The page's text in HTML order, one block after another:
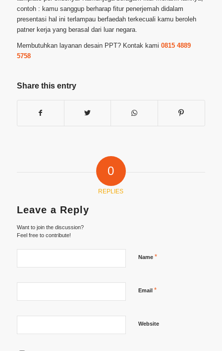
contoh : kamu sanggup berharap fitur penerjemah didalam
presentasi hal ini terlampau berfaedah terkecuali kamu beroleh
patner kerja yang berasal dari luar negara.
Membutuhkan layanan desain PPT? Kontak kami 0815 4889
5758
Share this entry
0
REPLIES
Leave a Reply
Want to join the discussion?
Feel free to contribute!
Name *
Email *
Website